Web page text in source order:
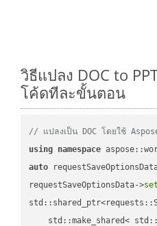
วิธีแปลง DOC to
โค้ดทีละขั้นตอน
// แปลงเป็น DOC โดยใช้
using namespace
auto
requestSaveOptionsData->
std::make_shared<